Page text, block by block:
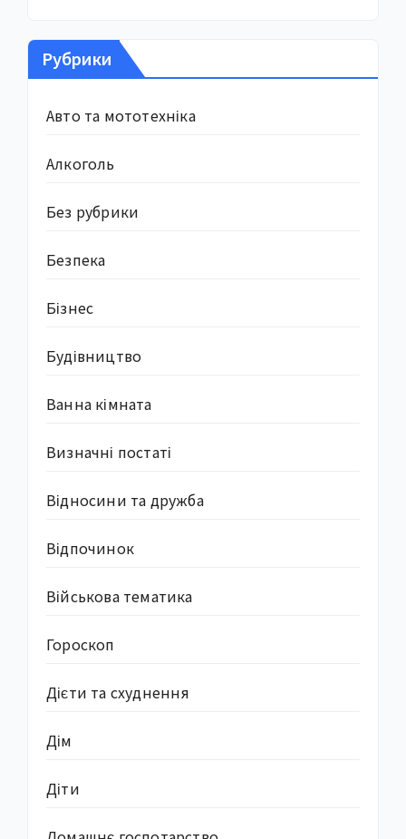
Рубрики
Авто та мототехніка
Алкоголь
Без рубрики
Безпека
Бізнес
Будівництво
Ванна кімната
Визначні постаті
Відносини та дружба
Відпочинок
Військова тематика
Гороскоп
Дієти та схуднення
Дім
Діти